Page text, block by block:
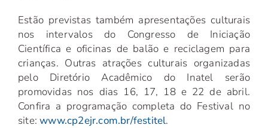
Estão previstas também apresentações culturais
nos intervalos do Congresso de Iniciação
Científica e oficinas de balão e reciclagem para
crianças. Outras atrações culturais organizadas
pelo Diretório Acadêmico do Inatel serão
promovidas nos dias 16, 17, 18 e 22 de abril.
Confira a programação completa do Festival no
site:www.cp2ejr.com.br/festitel.